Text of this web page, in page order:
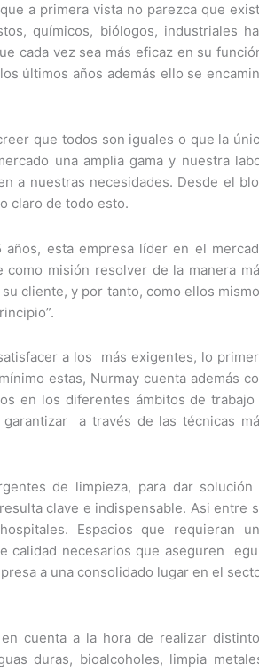
a primera vista no parezca que
químicos, biólogos, industriales
cada vez sea más eficaz en su
últimos años además ello se
que todos son iguales o que la
una amplia gama y nuestra
a nuestras necesidades. Desde el
claro de todo esto.
esta empresa líder en el
misión resolver de la manera
cliente, y por tanto, como ellos
a los más exigentes, lo
estas, Nurmay cuenta además
en los diferentes ámbitos de trabajo
a través de las técnicas
de limpieza, para dar solución
clave e indispensable. Asi entre
Espacios que requieran
calidad necesarios que aseguren
a una consolidado lugar en el
cuenta a la hora de realizar
duras, bioalcoholes, limpia